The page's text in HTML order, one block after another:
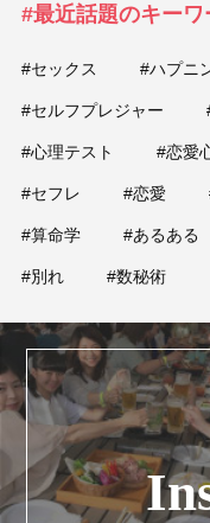
#最近話題のキーワ
#セックス #ハプニ
#セルフプレジャー
#心理テスト #恋愛
#セフレ #恋愛
#算命学 #あるある
#別れ #数秘術